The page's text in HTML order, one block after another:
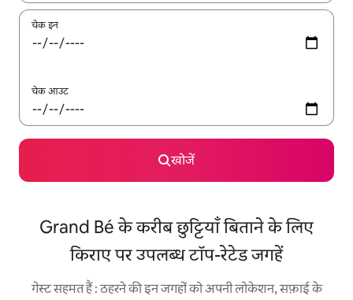
चेक इन
चेक आउट
खोजें
Grand Bé के करीब छुट्टियाँ बिताने के लिए
किराए पर उपलब्ध टॉप-रेटेड जगहें
गेस्ट सहमत हैं : ठहरने की इन जगहों को अपनी लोकेशन, सफ़ाई के